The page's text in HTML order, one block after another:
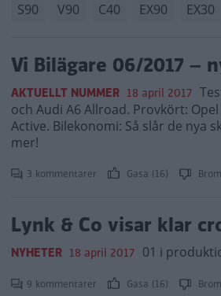
S90
V90 C40 EX90 EX30
Vi Bilägare 06/2017 –
AKTUELLT NUMMER 18 april 2017
och Audi A6 Allroad. Provkört:
Active. Bilekonomi: Så slår de nya
mer!
3 kommentarer Gasa (16)
Lynk & Co visar klar
NYHETER 18 april 2017 01 i
9 kommentarer Gasa (16)